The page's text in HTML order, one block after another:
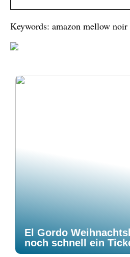
Keywords: amazon mellow noir
El Gordo
noch schnell ein